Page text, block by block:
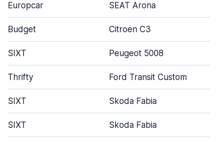
Europcar SEAT Arona
Budget Citroen C3
SIXT Peugeot 5008
Thrifty Ford Transit Custom
SIXT Skoda Fabia
SIXT Skoda Fabia